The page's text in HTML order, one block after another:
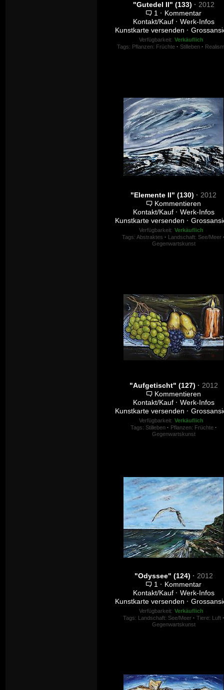
"Gutedel II" (133) · 2012
1 · Kommentar
Kontakt/Kauf · Werk-Infos
Kunstkarte versenden ·
Verfügbarkeit: Verkäuflich
Tags: Pflanzen: Früchte · Stilleben ·
"Elemente II" (130) · 2012
Kommentieren
Kontakt/Kauf · Werk-Infos
Kunstkarte versenden ·
Verfügbarkeit: Verkäuflich
Tags:Abstraktes · Landschaft: See/Meer
Gegenwartskunst
"Aufgetischt" (127) · 2012
Kommentieren
Kontakt/Kauf · Werk-Infos
Kunstkarte versenden ·
Verfügbarkeit: Verkäuflich
Tags: Stilleben · Pflanzen: Früchte ·
Gegenwartskunst
"Odyssee" (124) · 2012
1 · Kommentar
Kontakt/Kauf · Werk-Infos
Kunstkarte versenden ·
Verfügbarkeit: Verkäuflich
Tags: Landschaft: See/Meer · Tiere: Luft ·
Gegenwartskunst